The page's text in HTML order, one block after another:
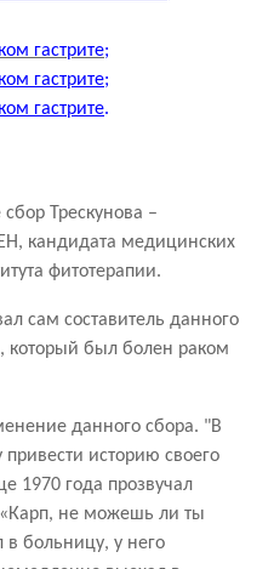
гастрите;
гастрите;
гастрите.
Трескунова –
кандидата медицинских
фитотерапии.
сам составитель данного
который был болен раком
данного сбора. "В
историю своего
1970 года прозвучал
не можешь ли ты
в больницу, у него